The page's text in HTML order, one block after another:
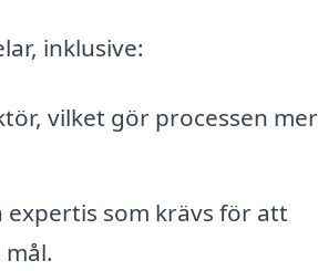
inklusive:
vilket gör processen mer
som krävs för att